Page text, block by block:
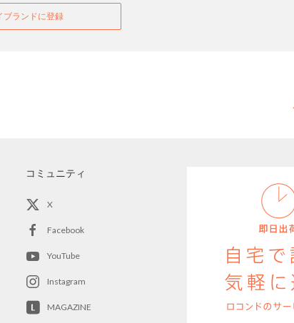
ブランドに登録
コミュニティ
X
Facebook
YouTube
Instagram
MAGAZINE